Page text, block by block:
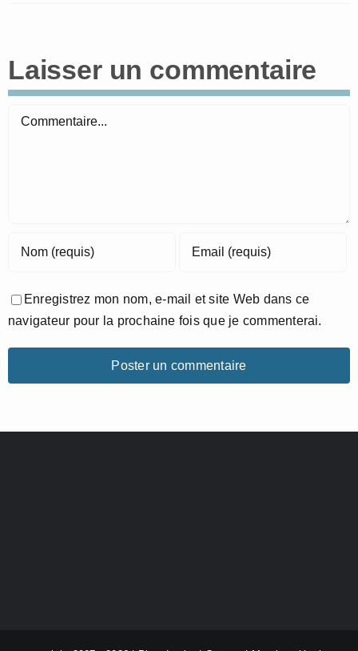
Laisser un commentaire
Commentaire
Enregistrez mon nom, e-mail et site Web dans ce
navigateur pour la prochaine fois que je commenterai.